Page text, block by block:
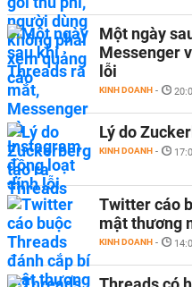
Một ngày
Messenger
lỗi
KINH DOANH -
Lý do
KINH DOANH -
Twitter cáo
mật thương
KINH DOANH -